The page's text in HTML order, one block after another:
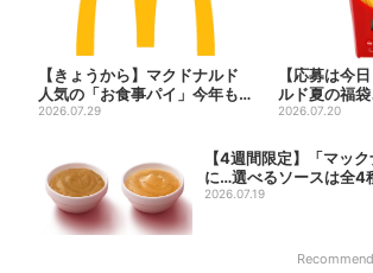
【きょうから】マクドナルド
人気の「お食事パイ」今年も
登場、熱々とろ～り夏限定メ
2026.07.29
【応募は今
ルド夏の福
のポテトタイ
2026.07.20
【4週間限定】「マッ
に…選べるソースは全
ケー...
2026.07.19